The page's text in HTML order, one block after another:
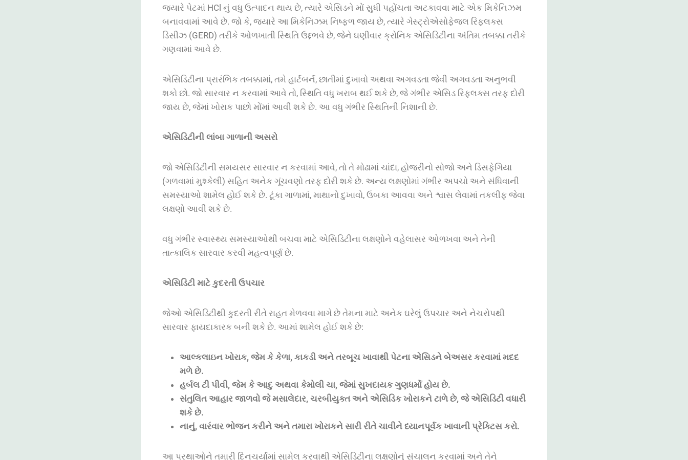
જ્યારે પેટમાં HCl નું વધુ ઉત્પાદન થાય છે, ત્યારે એસિડને મોં સુધી પહોંચતા અટકાવવા માટે એક મિકેનિઝમ
બનાવવામાં આવે છે. જો કે, જ્યારે આ મિકેનિઝમ નિષ્ફળ જાય છે, ત્યારે ગેસ્ટ્રોએસોફેજલ રિફ્લક્સ
ડિસીઝ (GERD) તરીકે ઓળખાતી સ્થિતિ ઉદ્દભવે છે, જેને ઘણીવાર ક્રોનિક એસિડિટીના અંતિમ તબક્કા તરીકે
ગણવામાં આવે છે.
એસિડિટીના પ્રારંભિક તબક્કામાં, તમે હાર્ટબર્ન, છાતીમાં દુખાવો અથવા અગવડતા જેવી અગવડતા અનુભવી
શકો છો. જો સારવાર ન કરવામાં આવે તો, સ્થિતિ વધુ ખરાબ થઈ શકે છે, જે ગંભીર એસિડ રિફ્લક્સ તરફ દોરી
જાય છે, જેમાં ખોરાક પાછો મોંમાં આવી શકે છે. આ વધુ ગંભીર સ્થિતિની નિશાની છે.
એસિડિટીની લાંબા ગાળાની અસરો
જો એસિડિટીની સમયસર સારવાર ન કરવામાં આવે, તો તે મોઢામાં ચાંદા, હોજરીનો સોજો અને ડિસફેગિયા
(ગળવામાં મુશ્કેલી) સહિત અનેક ગૂંચવણો તરફ દોરી શકે છે. અન્ય લક્ષણોમાં ગંભીર અપચો અને સંધિવાની
સમસ્યાઓ શામેલ હોઈ શકે છે. ટૂંકા ગાળામાં, માથાનો દુખાવો, ઉબકા આવવા અને શ્વાસ લેવામાં તકલીફ જેવા
લક્ષણો આવી શકે છે.
વધુ ગંભીર સ્વાસ્થ્ય સમસ્યાઓથી બચવા માટે એસિડિટીના લક્ષણોને વહેલાસર ઓળખવા અને તેની
તાત્કાલિક સારવાર કરવી મહત્વપૂર્ણ છે.
એસિડિટી માટે કુદરતી ઉપચાર
જેઓ એસિડિટીથી કુદરતી રીતે રાહત મેળવવા માગે છે તેમના માટે અનેક ઘરેલું ઉપચાર અને નેચરોપથી
સારવાર ફાયદાકારક બની શકે છે. આમાં શામેલ હોઈ શકે છે:
આલ્કલાઇન ખોરાક, જેમ કે કેળા, કાકડી અને તરબૂચ ખાવાથી પેટના એસિડને બેઅસર કરવામાં મદદ
મળે છે.
હર્બલ ટી પીવી, જેમ કે આદુ અથવા કેમોલી ચા, જેમાં સુખદાયક ગુણધર્મો હોય છે.
સંતુલિત આહાર જાળવો જે મસાલેદાર, ચરબીયુક્ત અને એસિડિક ખોરાકને ટાળે છે, જે એસિડિટી વધારી
શકે છે.
નાનું, વારંવાર ભોજન કરીને અને તમારા ખોરાકને સારી રીતે ચાવીને ધ્યાનપૂર્વક ખાવાની પ્રેક્ટિસ કરો.
આ પ્રથાઓને તમારી દિનચર્યામાં સામેલ કરવાથી એસિડિટીના લક્ષણોનું સંચાલન કરવામાં અને તેને